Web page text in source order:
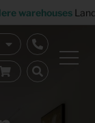
warehouses